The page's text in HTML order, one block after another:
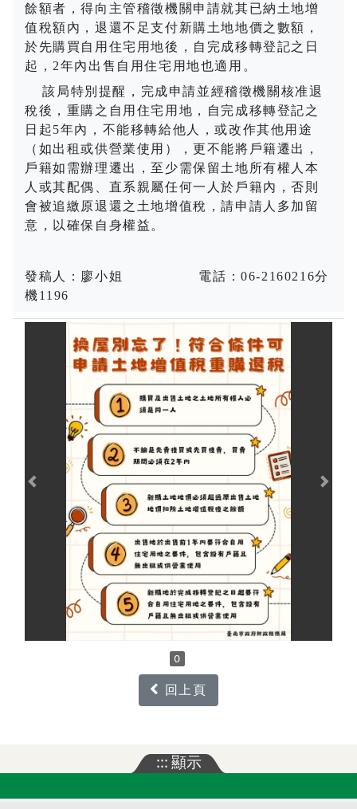
餘額者，得向主管稽徵機關申請就其已納土地增
值稅額內，退還不足支付新購土地地價之數額，
於先購買自用住宅用地後，自完成移轉登記之日
起， 2年內出售自用住宅用地也適用。
該局特別提醒，完成申請並經稽徵機關核准退
稅後，重購之自用住宅用地，自完成移轉登記之
日起5年內，不能移轉給他人，或改作其他用途
（如出租或供營業使用），更不能將戶籍遷出，
戶籍如需辦理遷出，至少需保留土地所有權人本
人或其配偶、直系親屬任何一人於戶籍內，否則
會被追繳原退還之土地增值稅，請申請人多加留
意，以確保自身權益。
發稿人：廖小姐 電話：06-2160216分
機1196
0
Previous Next
回上頁
:::顯示